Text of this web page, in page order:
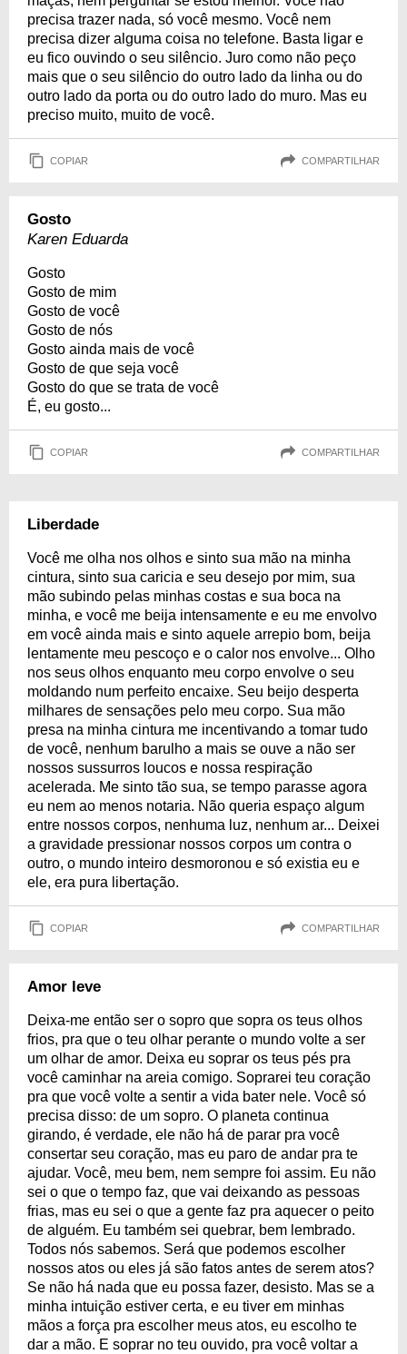
precisa trazer nada, só você mesmo. Você nem
precisa dizer alguma coisa no telefone. Basta ligar e
eu fico ouvindo o seu silêncio. Juro como não peço
mais que o seu silêncio do outro lado da linha ou do
outro lado da porta ou do outro lado do muro. Mas eu
preciso muito, muito de você.
COPIAR COMPARTILHAR
Gosto
Karen Eduarda
Gosto
Gosto de mim
Gosto de você
Gosto de nós
Gosto ainda mais de você
Gosto de que seja você
Gosto do que se trata de você
É, eu gosto...
COPIAR COMPARTILHAR
Liberdade
Você me olha nos olhos e sinto sua mão na minha
cintura, sinto sua caricia e seu desejo por mim, sua
mão subindo pelas minhas costas e sua boca na
minha, e você me beija intensamente e eu me envolvo
em você ainda mais e sinto aquele arrepio bom, beija
lentamente meu pescoço e o calor nos envolve... Olho
nos seus olhos enquanto meu corpo envolve o seu
moldando num perfeito encaixe. Seu beijo desperta
milhares de sensações pelo meu corpo. Sua mão
presa na minha cintura me incentivando a tomar tudo
de você, nenhum barulho a mais se ouve a não ser
nossos sussurros loucos e nossa respiração
acelerada. Me sinto tão sua, se tempo parasse agora
eu nem ao menos notaria. Não queria espaço algum
entre nossos corpos, nenhuma luz, nenhum ar... Deixei
a gravidade pressionar nossos corpos um contra o
outro, o mundo inteiro desmoronou e só existia eu e
ele, era pura libertação.
COPIAR COMPARTILHAR
Amor leve
Deixa-me então ser o sopro que sopra os teus olhos
frios, pra que o teu olhar perante o mundo volte a ser
um olhar de amor. Deixa eu soprar os teus pés pra
você caminhar na areia comigo. Soprarei teu coração
pra que você volte a sentir a vida bater nele. Você só
precisa disso: de um sopro. O planeta continua
girando, é verdade, ele não há de parar pra você
consertar seu coração, mas eu paro de andar pra te
ajudar. Você, meu bem, nem sempre foi assim. Eu não
sei o que o tempo faz, que vai deixando as pessoas
frias, mas eu sei o que a gente faz pra aquecer o peito
de alguém. Eu também sei quebrar, bem lembrado.
Todos nós sabemos. Será que podemos escolher
nossos atos ou eles já são fatos antes de serem atos?
Se não há nada que eu possa fazer, desisto. Mas se a
minha intuição estiver certa, e eu tiver em minhas
mãos a força pra escolher meus atos, eu escolho te
dar a mão. E soprar no teu ouvido, pra você voltar a